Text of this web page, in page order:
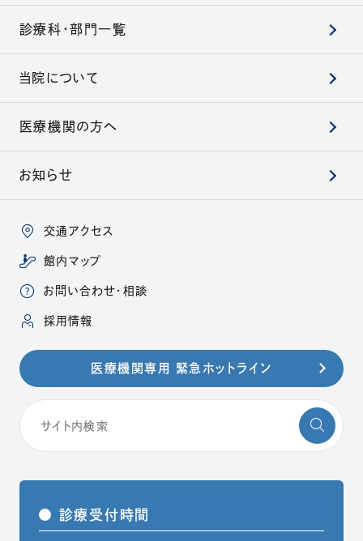
診療科・部門一覧
当院について
医療機関の方へ
お知らせ
交通アクセス
館内マップ
お問い合わせ・相談
採用情報
医療機関専用 緊急ホットライン
診療受付時間